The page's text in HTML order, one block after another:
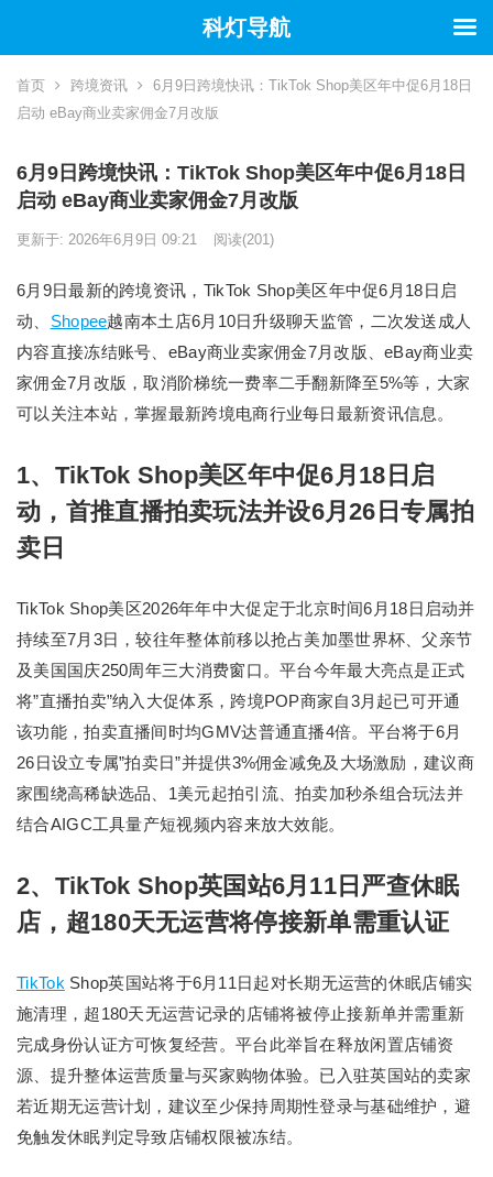
首页 跨境资讯
6月9日跨境快讯：TikTok Shop美区年中促6月18日
启动 eBay商业卖家佣金7月改版
6月9日跨境快讯：TikTok Shop美区年中促6月18日
启动 eBay商业卖家佣金7月改版
更新于: 2026年6月9日 09:21 阅读(201)
6月9日最新的跨境资讯，TikTok Shop美区年中促6月18日启
动、 Shopee越南本土店6月10日升级聊天监管，二次发送成人
内容直接冻结账号、eBay商业卖家佣金7月改版、eBay商业卖
家佣金7月改版，取消阶梯统一费率二手翻新降至5%等，大家
可以关注本站，掌握最新跨境电商行业每日最新资讯信息。
1、TikTok Shop美区年中促6月18日启
动，首推直播拍卖玩法并设6月26日专属拍
卖日
TikTok Shop美区2026年年中大促定于北京时间6月18日启动并
持续至7月3日，较往年整体前移以抢占美加墨世界杯、父亲节
及美国国庆250周年三大消费窗口。平台今年最大亮点是正式
将”直播拍卖”纳入大促体系，跨境POP商家自3月起已可开通
该功能，拍卖直播间时均GMV达普通直播4倍。平台将于6月
26日设立专属”拍卖日”并提供3%佣金减免及大场激励，建议商
家围绕高稀缺选品、1美元起拍引流、拍卖加秒杀组合玩法并
结合AIGC工具量产短视频内容来放大效能。
2、TikTok Shop英国站6月11日严查休眠
店，超180天无运营将停接新单需重认证
TikTok Shop英国站将于6月11日起对长期无运营的休眠店铺实
施清理，超180天无运营记录的店铺将被停止接新单并需重新
完成身份认证方可恢复经营。平台此举旨在释放闲置店铺资
源、提升整体运营质量与买家购物体验。已入驻英国站的卖家
若近期无运营计划，建议至少保持周期性登录与基础维护，避
免触发休眠判定导致店铺权限被冻结。
科灯导航